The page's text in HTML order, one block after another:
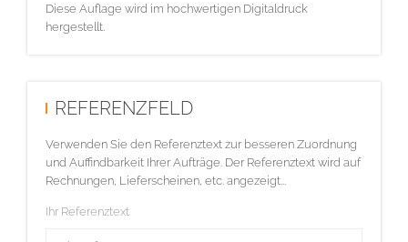
Diese Auflage wird im hochwertigen Digitaldruck
hergestellt.
REFERENZFELD
Verwenden Sie den Referenztext zur besseren Zuordnung
und Auffindbarkeit Ihrer Aufträge. Der Referenztext wird auf
Rechnungen, Lieferscheinen, etc. angezeigt...
Ihr Referenztext